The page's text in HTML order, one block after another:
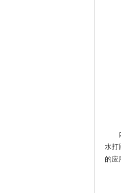
水打
的应